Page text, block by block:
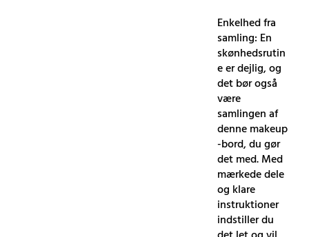
Enkelhed fra
samling: En
skønhedsrutin
e er dejlig, og
det bør også
være
samlingen af ​​
denne makeup
-bord, du gør
det med. Med
mærkede dele
og klare
instruktioner
indstiller du